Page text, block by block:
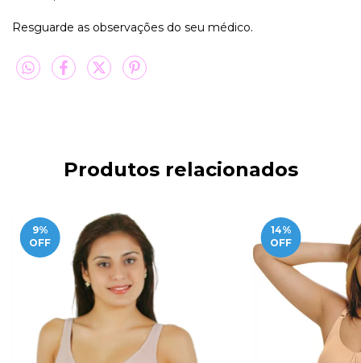
Resguarde as observações do seu médico.
Produtos relacionados
9%
OFF
14%
OFF